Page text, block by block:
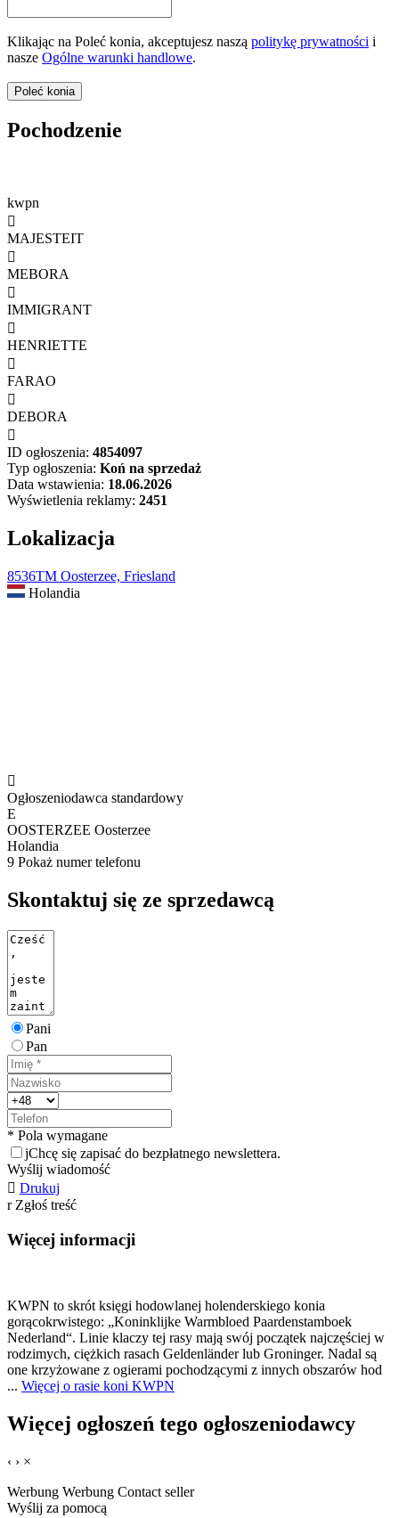
Klikając na Poleć konia, akceptujesz naszą politykę prywatności i
nasze Ogólne warunki handlowe.
Pochodzenie
kwpn

MAJESTEIT

MEBORA

IMMIGRANT

HENRIETTE

FARAO

DEBORA

ID ogłoszenia: 4854097
Typ ogłoszenia: Koń na sprzedaż
Data wstawienia: 18.06.2026
Wyświetlenia reklamy: 2451
Lokalizacja
8536TM Oosterzee, Friesland
Holandia

Ogłoszeniodawca standardowy
E
OOSTERZEE Oosterzee
Holandia
9 Pokaż numer telefonu
Skontaktuj się ze sprzedawcą
Pani
Pan
* Pola wymagane
jChcę się zapisać do bezpłatnego newslettera.
Wyślij wiadomość
 Drukuj
r Zgłoś treść
Więcej informacji
KWPN to skrót księgi hodowlanej holenderskiego konia
gorącokrwistego: „Koninklijke Warmbloed Paardenstamboek
Nederland“. Linie klaczy tej rasy mają swój początek najczęściej w
rodzimych, ciężkich rasach Geldenländer lub Groninger. Nadal są
one krzyżowane z ogierami pochodzącymi z innych obszarów hod
... Więcej o rasie koni KWPN
Więcej ogłoszeń tego ogłoszeniodawcy
‹ › ×
Werbung Werbung Contact seller
Wyślij za pomocą